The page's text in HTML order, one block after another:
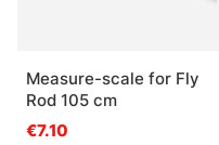
Measure-scale for Fly
Rod 105 cm
€7.10